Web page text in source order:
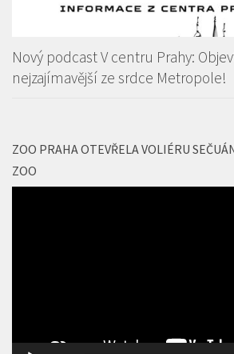
Nový podcast V centru Prahy:
nejzajímavější ze srdce Metropole!
ZOO PRAHA OTEVŘELA VOLIÉRU
ZOO